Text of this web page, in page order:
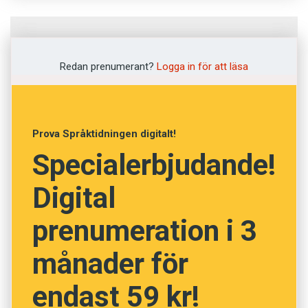
Tjacka
Mortla
Köpa
Hissa
Skvallra
Redan prenumerant? Logga in för att läsa
Prova Språktidningen digitalt!
Specialerbjudande!
Digital
prenumeration i 3
månader för
endast 59 kr!